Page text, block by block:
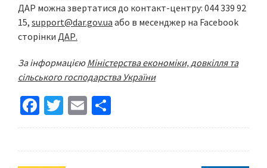
ДАР можна звертатися до контакт-центру: 044 339 92
15, support@dar.gov.ua або в месенджер на Facebook
сторінки ДАР.
За інформацієюМіністерства економіки, довкілля та
сільського господарства України
Fa
ce
o
T
wi
er
E
m h